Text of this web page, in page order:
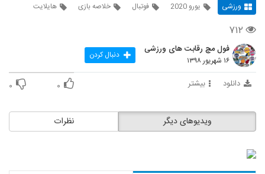
ورزشی یورو 2020 فوتبال خلاصه بازی هایلایت
۷۱۲
فول مچ رقابت های ورزشی
۱۶ شهریور ۱۳۹۸ دنبال کردن
دانلود بیشتر ۰ ۰
نظرات ویدیوهای دیگر